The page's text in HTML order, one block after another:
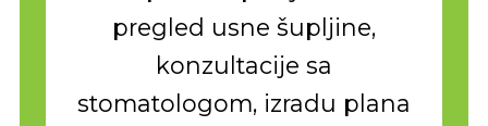
pregled usne šupljine,
konzultacije sa
stomatologom, izradu plana